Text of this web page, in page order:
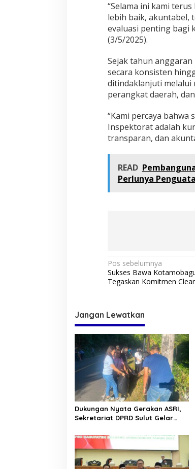
“Selama ini kami
lebih baik, akuntabel,
evaluasi penting bagi
(3/5/2025).
Sejak tahun
secara konsisten
ditindaklanjuti melalui
perangkat daerah,
“Kami percaya
Inspektorat adalah
transparan, dan
READ
Perlunya
N
a
i
g
a
s
i
p
o
s
Pos sebelumnya
Sukses Bawa
Tegaskan Komitmen
Jangan Lewatkan
Dukungan Nyata Gerakan ASRI,
Sekretariat DPRD Sulut Gelar
Tomohon